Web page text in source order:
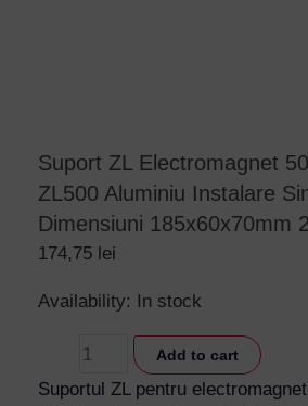
Suport ZL Electromagnet
ZL500 Aluminiu Instalare
Dimensiuni 185x60x70mm
174,75 lei
Availability: In stock
Suport
Electromagnet
500KG
Add to cart
Suportul ZL pentru